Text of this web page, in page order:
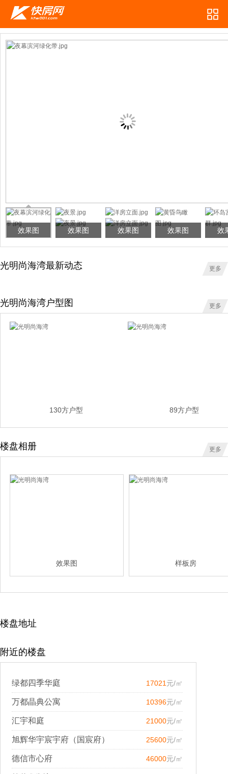
效果图 效果图 效果图 效果图 效
光明尚海湾最新动态 更多
光明尚海湾户型图 更多
130方户型 89方户型
楼盘相册 更多
效果图 样板房
楼盘地址
附近的楼盘
绿都四季华庭 17021 元/㎡
万都晶典公寓 10396元/㎡
汇宇和庭 21000元/㎡
旭辉华宇宸宇府（国宸府） 25600元/㎡
德信市心府 46000元/㎡